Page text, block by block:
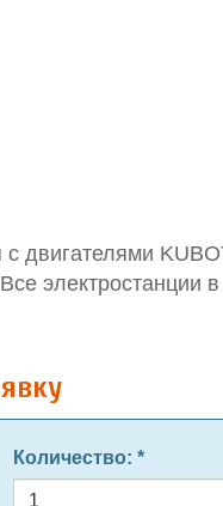
с двигателями
электростанции
Количество: *